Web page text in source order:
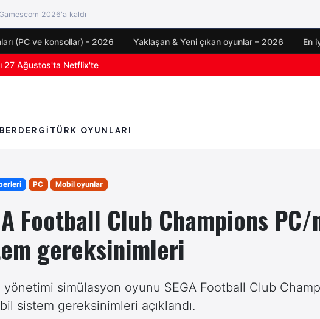
2026'a kaldı
(PC ve konsollar) - 2026 Yaklaşan & Yeni çıkan oyunlar – 2026 En
2026 tüm oyun duyuruları
DERGI TÜRK OYUNLARI
PC Mobil oyunlar
Football Club Champions
gereksinimleri
yönetimi simülasyon oyunu SEGA Football Club
sistem gereksinimleri açıklandı.